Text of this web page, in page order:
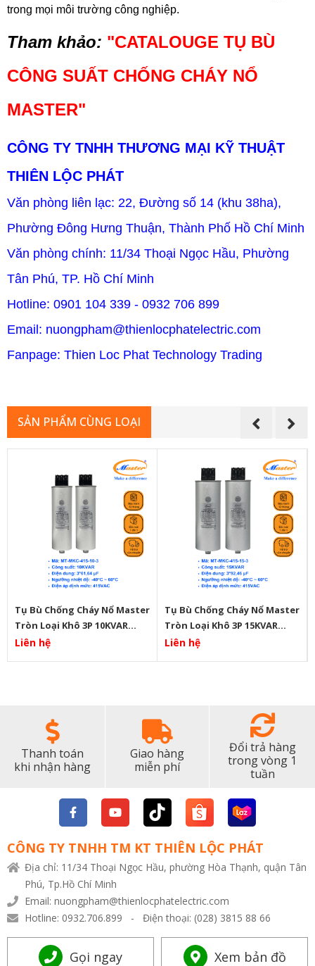
trong mọi môi trường công nghiệp.
Tham khảo: "CATALOUGE TỤ BÙ
CÔNG SUẤT CHỐNG CHÁY NỔ
MASTER"
CÔNG TY TNHH THƯƠNG MẠI KỸ THUẬT
THIÊN LỘC PHÁT
Văn phòng liên lạc: 22, Đường số 14 (khu 38ha),
Phường Đông Hưng Thuận, Thành Phố Hồ Chí Minh
Văn phòng chính: 11/34 Thoại Ngọc Hầu, Phường
Tân Phú, TP. Hồ Chí Minh
Hotline: 0901 104 339 - 0932 706 899
Email: nuongpham@thienlocphatelectric.com
Fanpage: Thien Loc Phat Technology Trading
SẢN PHẨM CÙNG LOẠI
Tụ Bù Chống Cháy Nổ Master
Tròn Loại Khô 3P 10KVAR
415VAC
Liên hệ
Tụ Bù Chống Cháy Nổ Master
Tròn Loại Khô 3P 15KVAR
415VAC
Liên hệ
Thanh toán
khi nhận hàng
Giao hàng
miễn phí
Đổi trả hàng
trong vòng 1
tuần
CÔNG TY TNHH TM KT THIÊN LỘC PHÁT
Địa chỉ: 11/34 Thoại Ngọc Hầu, phường Hòa Thạnh, quận Tân
Phú, Tp.Hồ Chí Minh
Email: nuongpham@thienlocphatelectric.com
Hotline: 0932.706.899 - Điện thoại: (028) 3815 88 66
Gọi ngay Xem bản đồ